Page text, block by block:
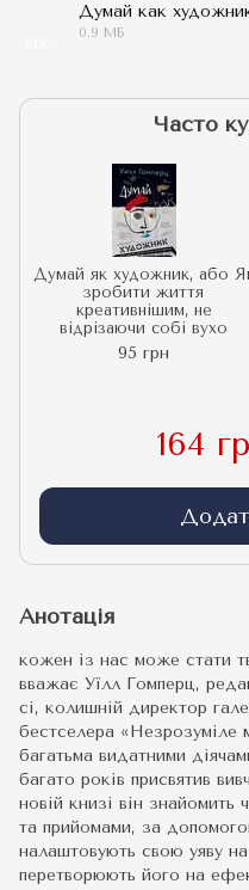
Думай как
0.9 МБ
Часто
Думай як художник, або
зробити життя
креативнішим, не
відрізаючи собі вухо
95 грн
164
Анотація
кожен із нас може стати
вважає Уїлл Гомперц,
сі, колишній директор
бестселера
багатьма видатними
багато років присвятив
новій книзі він знайомить
та прийомами, за
налаштовують свою уяву
перетворюють його на